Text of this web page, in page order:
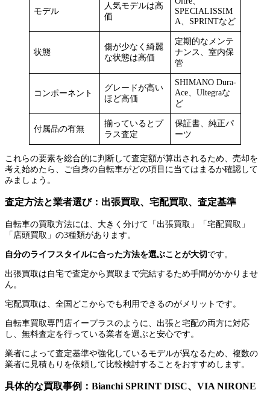
モデル
人気モデルは高
価
SPECIALISSIM
A、SPRINTなど
状態
傷が少なく綺麗
な状態は高価
定期的なメンテ
ナンス、室内保
管
コンポーネント
グレードが高い
ほど高価
SHIMANO Dura-
Ace、Ultegraな
ど
付属品の有無
揃っているとプ
ラス査定
保証書、純正パ
ーツ
これらの要素を総合的に判断して査定額が算出されるため、売却を
考え始めたら、ご自身の自転車がどの項目に当てはまるか確認して
みましょう。
査定方法と業者選び：出張買取、宅配買取、査定基準
自転車の買取方法には、大きく分けて「出張買取」「宅配買取」
「店頭買取」の3種類があります。
自分のライフスタイルに合った方法を選ぶことが大切です。
出張買取は自宅で査定から買取まで完結するため手間がかかりませ
ん。
宅配買取は、全国どこからでも利用できるのがメリットです。
自転車買取専門店イープラスのように、出張と宅配の両方に対応
し、無料査定を行っている業者を選ぶと安心です。
業者によって査定基準や強化しているモデルが異なるため、複数の
業者に見積もりを依頼して比較検討することをおすすめします。
具体的な買取事例：Bianchi SPRINT DISC、VIA NIRONE